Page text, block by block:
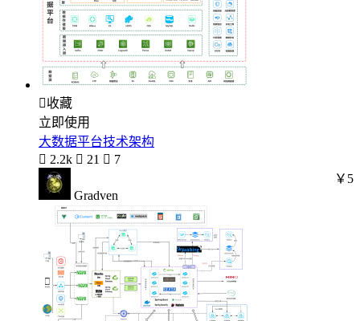
收藏
立即使用
大数据平台技术架构
 2.2k  21  7
Gradven
￥5